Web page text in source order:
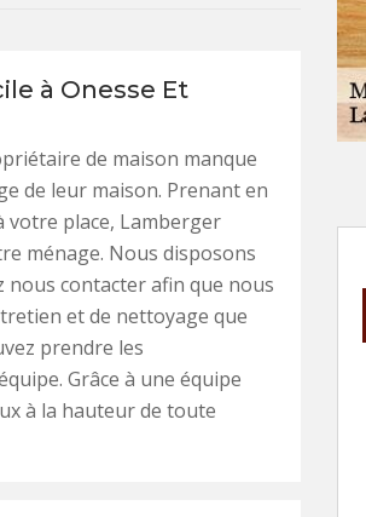
à Onesse Et
de maison manque
de leur maison. Prenant en
votre place, Lamberger
ménage. Nous disposons
contacter afin que nous
et de nettoyage que
prendre les
Grâce à une équipe
à la hauteur de toute